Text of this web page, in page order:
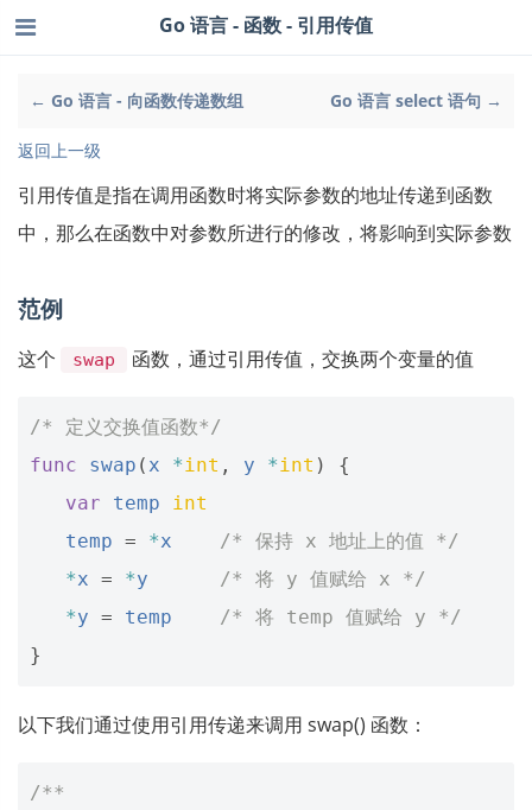
← Go 语言 - 向函数传递数组 Go 语言 select 语句 →
Go 语言 - 函数 - 引用传值
返回上一级
引用传值是指在调用函数时将实际参数的地址传递到函数
中，那么在函数中对参数所进行的修改，将影响到实际参数
范例
这个 swap 函数，通过引用传值，交换两个变量的值
/* 定义交换值函数*/
func
swap ( x *int , y *int )
{
var
temp
int
temp = *x
/* 保持 x 地址上的值 */
*x = *y
/* 将 y 值赋给 x */
*y = temp
/* 将 temp 值赋给 y */
}
以下我们通过使用引用传递来调用 swap() 函数：
/**